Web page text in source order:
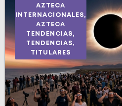
AZTECA
INTERNACIONALES,
AZTECA
TENDENCIAS,
TENDENCIAS,
TITULARES